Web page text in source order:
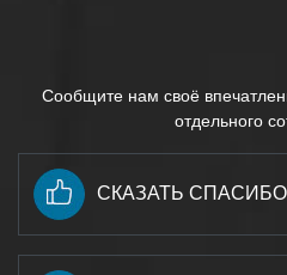
Сообщите нам своё
отдельного
СКАЗАТЬ СПАСИБО